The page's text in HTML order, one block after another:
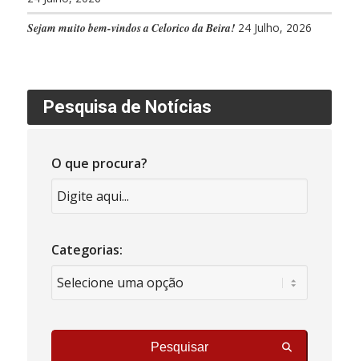
Sejam muito bem-vindos a Celorico da Beira! 24 Julho, 2026
Pesquisa de Notícias
O que procura?
Categorias:
Pesquisar